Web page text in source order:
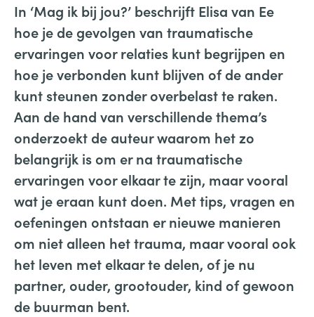
In ‘Mag ik bij jou?’ beschrijft Elisa van Ee
hoe je de gevolgen van traumatische
ervaringen voor relaties kunt begrijpen en
hoe je verbonden kunt blijven of de ander
kunt steunen zonder overbelast te raken.
Aan de hand van verschillende thema’s
onderzoekt de auteur waarom het zo
belangrijk is om er na traumatische
ervaringen voor elkaar te zijn, maar vooral
wat je eraan kunt doen. Met tips, vragen en
oefeningen ontstaan er nieuwe manieren
om niet alleen het trauma, maar vooral ook
het leven met elkaar te delen, of je nu
partner, ouder, grootouder, kind of gewoon
de buurman bent.